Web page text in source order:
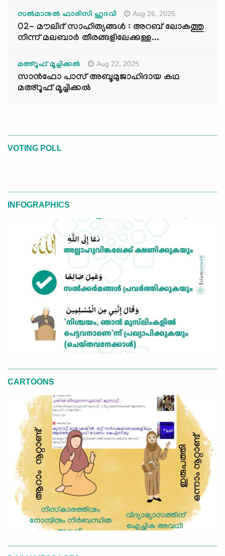
സൽമാനുൽ ഫാരിസി ഹുദവി Aug 26, 2025
02- മൗലിദ് സാഹിത്യങ്ങൾ : അറബ് ലോകത്തു
നിന്ന് മലബാർ തീരങ്ങളിലേക്കുള്ള...
മഅ്റൂഫ് മൂച്ചിക്കല്‍ Aug 22, 2025
സാൻഫോ പാസ് അബൂമുജാഹിദായ കഥ
മഅ്റൂഫ് മൂച്ചിക്കല്‍
VOTING POLL
INFOGRAPHICS
CARTOONS